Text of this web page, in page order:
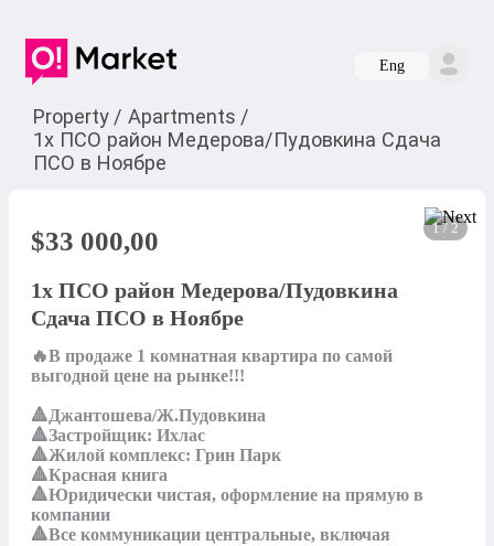
Eng
Property / Apartments /
1х ПСО район Медерова/Пудовкина Сдача
ПСО в Ноябре
1 / 2
$33 000,00
1х ПСО район Медерова/Пудовкина
Сдача ПСО в Ноябре
🔥В продаже 1 комнатная квартира по самой
выгодной цене на рынке!!!
🔺Джантошева/Ж.Пудовкина
🔺Застройщик: Ихлас
🔺Жилой комплекс: Грин Парк
🔺Красная книга
🔺Юридически чистая, оформление на прямую в
компании
🔺Все коммуникации центральные, включая